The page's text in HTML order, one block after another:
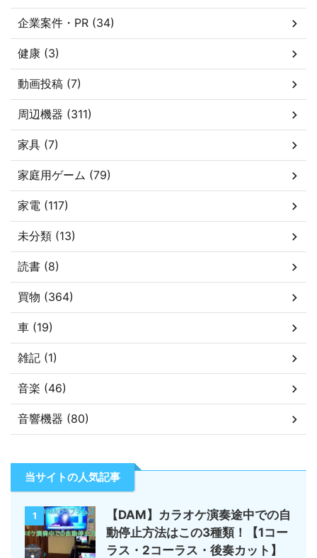
企業案件・PR (34)
健康 (3)
動画投稿 (7)
周辺機器 (311)
家具 (7)
家庭用ゲーム (79)
家電 (117)
未分類 (13)
読書 (8)
買物 (364)
車 (19)
雑記 (1)
音楽 (46)
音響機器 (80)
当サイトの人気記事
1
【DAM】カラオケ演奏途中での自
動停止方法はこの3種類！【1コー
ラス・2コーラス・後奏カット】